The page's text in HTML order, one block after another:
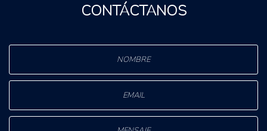
CONTÁCTANOS